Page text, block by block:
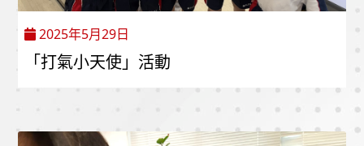
2025年5月29日
「打氣小天使」活動